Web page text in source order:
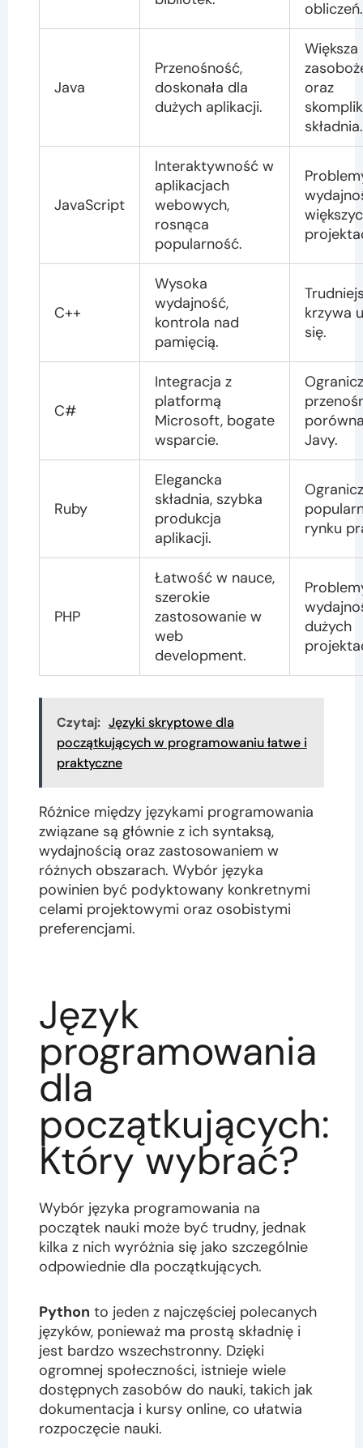
obliczeń.
Java
Przenośność,
doskonała dla
dużych aplikacji.
Większa
oraz
składnia.
JavaScript
Interaktywność w
aplikacjach
webowych,
rosnąca
popularność.
C++
Wysoka
wydajność,
kontrola nad
pamięcią.
krzywa
się.
C#
Integracja z
platformą
Microsoft, bogate
wsparcie.
Javy.
Ruby
Elegancka
składnia, szybka
produkcja
aplikacji.
rynku
PHP
Łatwość w nauce,
szerokie
zastosowanie w
web
development.
dużych
Czytaj: Języki skryptowe dla
początkujących w programowaniu łatwe i
praktyczne
Różnice między językami programowania
związane są głównie z ich syntaksą,
wydajnością oraz zastosowaniem w
różnych obszarach. Wybór języka
powinien być podyktowany konkretnymi
celami projektowymi oraz osobistymi
preferencjami.
Język
programowania
dla
początkujących:
Który wybrać?
Wybór języka programowania na
początek nauki może być trudny, jednak
kilka z nich wyróżnia się jako szczególnie
odpowiednie dla początkujących.
Python to jeden z najczęściej polecanych
języków, ponieważ ma prostą składnię i
jest bardzo wszechstronny. Dzięki
ogromnej społeczności, istnieje wiele
dostępnych zasobów do nauki, takich jak
dokumentacja i kursy online, co ułatwia
rozpoczęcie nauki.